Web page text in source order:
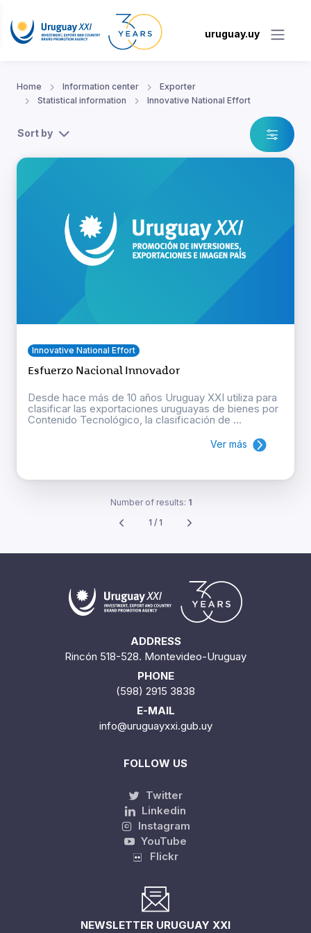
uruguay.uy
Home Information center
Exporter
Statistical information
Innovative National Effort
Sort by
Innovative National Effort
Esfuerzo Nacional Innovador
Desde hace más de 10 años Uruguay XXI utiliza para
clasificar las exportaciones uruguayas de bienes por
Contenido Tecnológico, la clasificación de ...
Ver más
Number of results: 1
1 / 1
ADDRESS
Rincón 518-528. Montevideo-Uruguay
PHONE
(598) 2915 3838
E-MAIL
info@uruguayxxi.gub.uy
FOLLOW US
Twitter
Linkedin
Instagram
YouTube
Flickr
NEWSLETTER URUGUAY XXI